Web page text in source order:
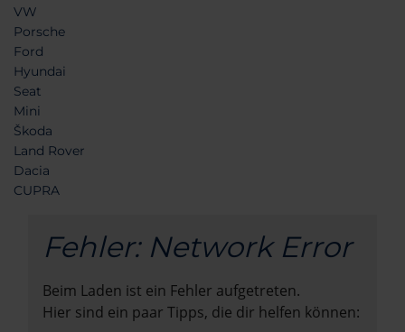
VW
Porsche
Ford
Hyundai
Seat
Mini
Škoda
Land Rover
Dacia
CUPRA
Fehler: Network Error
Beim Laden ist ein Fehler aufgetreten.
Hier sind ein paar Tipps, die dir helfen können: